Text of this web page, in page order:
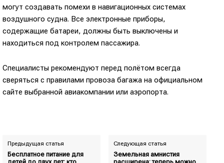
могут создавать помехи в навигационных системах
воздушного судна. Все электронные приборы,
содержащие батареи, должны быть выключены и
находиться под контролем пассажира.
Специалисты рекомендуют перед полётом всегда
сверяться с правилами провоза багажа на официальном
сайте выбранной авиакомпании или аэропорта.
Предыдущая статья
Бесплатное питание для
Следующая статья
Земельная амнистия